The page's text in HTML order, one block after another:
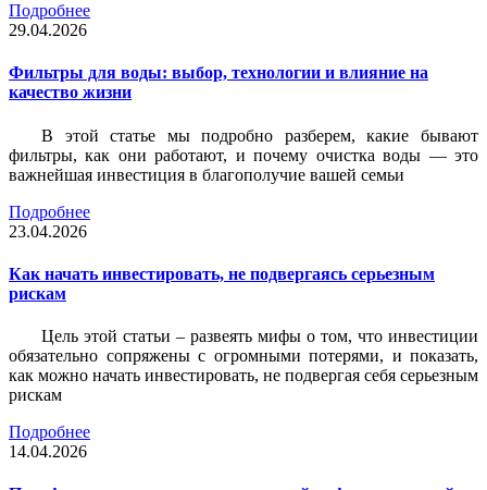
Подробнее
29.04.2026
Фильтры для воды: выбор, технологии и влияние на
качество жизни
В этой статье мы подробно разберем, какие бывают
фильтры, как они работают, и почему очистка воды — это
важнейшая инвестиция в благополучие вашей семьи
Подробнее
23.04.2026
Как начать инвестировать, не подвергаясь серьезным
рискам
Цель этой статьи – развеять мифы о том, что инвестиции
обязательно сопряжены с огромными потерями, и показать,
как можно начать инвестировать, не подвергая себя серьезным
рискам
Подробнее
14.04.2026